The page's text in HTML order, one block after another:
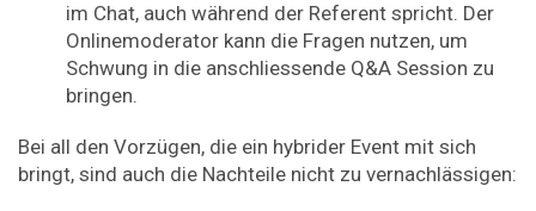
im Chat, auch während der Referent spricht. Der
Onlinemoderator kann die Fragen nutzen, um
Schwung in die anschliessende Q&A Session zu
bringen.
Bei all den Vorzügen, die ein hybrider Event mit sich
bringt, sind auch die Nachteile nicht zu vernachlässigen: